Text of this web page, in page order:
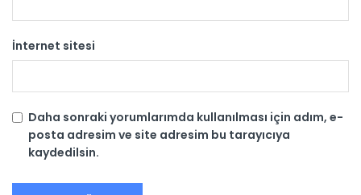
İnternet sitesi
Daha sonraki yorumlarımda kullanılması için adım, e-
posta adresim ve site adresim bu tarayıcıya
kaydedilsin.